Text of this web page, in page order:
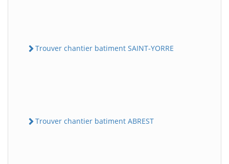
Trouver chantier batiment SAINT-YORRE
Trouver chantier batiment ABREST